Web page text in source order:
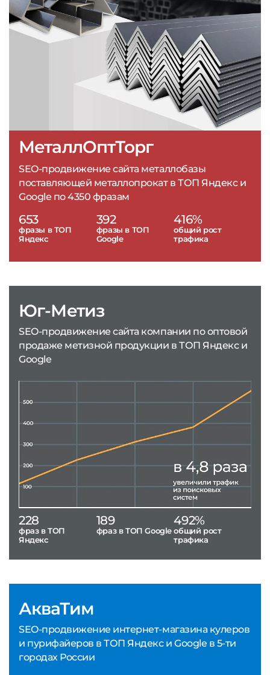
МеталлОптТорг
SEO-продвижение сайта металлобазы
поставляющей металлопрокат в ТОП Яндекс и
Google по 4350 фразам
653
фразы в ТОП
Яндекс
392
фразы в ТОП
Google
416%
общий рост
трафика
АкваТим
SEO-продвижение интернет-магазина кулеров
и пурифайеров в ТОП Яндекс и Google в 5-ти
городах России
Юг-Метиз
SEO-продвижение сайта компании по оптовой
продаже метизной продукции в ТОП Яндекс и
Google
228
фраз в ТОП
Яндекс
189
фраз в ТОП Google
492%
общий рост
трафика